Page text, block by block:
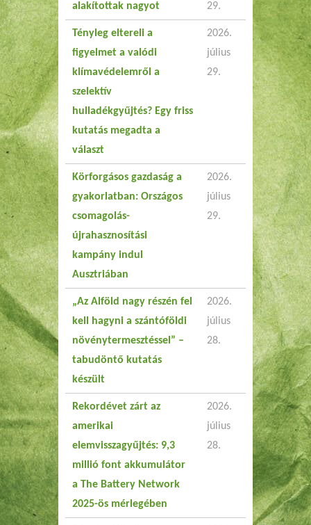
alakítottak nagyot
29.
Tényleg eltereli a
figyelmet a valódi
klímavédelemről a
szelektív
hulladékgyűjtés? Egy friss
kutatás megadta a
választ
2026.
július
29.
Körforgásos gazdaság a
gyakorlatban: Országos
csomagolás-
újrahasznosítási
kampány indul
Ausztriában
2026.
július
29.
„Az Alföld nagy részén fel
kell hagyni a szántóföldi
növénytermesztéssel” –
tabudöntő kutatás
készült
2026.
július
28.
Rekordévet zárt az
amerikai
elemvisszagyűjtés: 9,3
millió font akkumulátor
a The Battery Network
2025-ös mérlegében
2026.
július
28.